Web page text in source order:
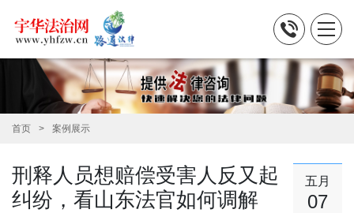
首页 案例展示
刑释人员想赔偿受害人反又起
纠纷，看山东法官如何调解
五月
07